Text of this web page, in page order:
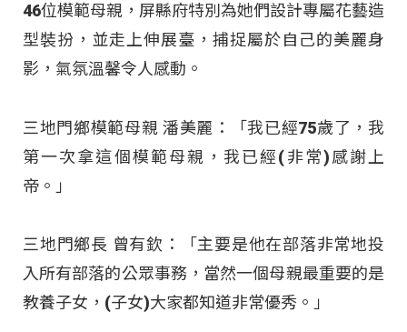
46位模範母親，屏縣府特別為她們設計專屬花藝造
型裝扮，並走上伸展臺，捕捉屬於自己的美麗身
影，氣氛溫馨令人感動。
三地門鄉模範母親 潘美麗：「我已經75歲了，我
第一次拿這個模範母親，我已經(非常)感謝上
帝。」
三地門鄉長 曾有欽：「主要是他在部落非常地投
入所有部落的公眾事務，當然一個母親最重要的是
教養子女，(子女)大家都知道非常優秀。」